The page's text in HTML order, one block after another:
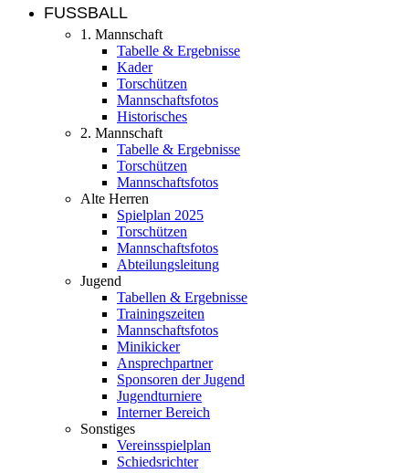
FUSSBALL
1. Mannschaft
Tabelle & Ergebnisse
Kader
Torschützen
Mannschaftsfotos
Historisches
2. Mannschaft
Tabelle & Ergebnisse
Torschützen
Mannschaftsfotos
Alte Herren
Spielplan 2025
Torschützen
Mannschaftsfotos
Abteilungsleitung
Jugend
Tabellen & Ergebnisse
Trainingszeiten
Mannschaftsfotos
Minikicker
Ansprechpartner
Sponsoren der Jugend
Jugendturniere
Interner Bereich
Sonstiges
Vereinsspielplan
Schiedsrichter